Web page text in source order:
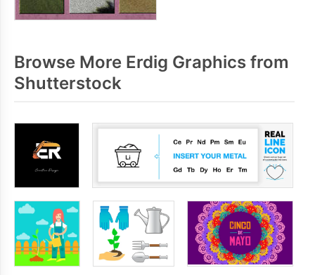
Browse More Erdig Graphics from
Shutterstock